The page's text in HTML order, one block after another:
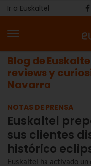
Ir a Euskaltel
Blog de
reviews y
Navarra
NOTAS DE PRENSA
Euskaltel
sus clientes
histórico
Euskaltel ha activado